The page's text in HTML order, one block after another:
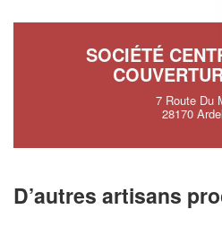
SOCIÉTÉ
7 Route Du
28170
D’autres artisans
En